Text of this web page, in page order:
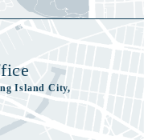
Island City,